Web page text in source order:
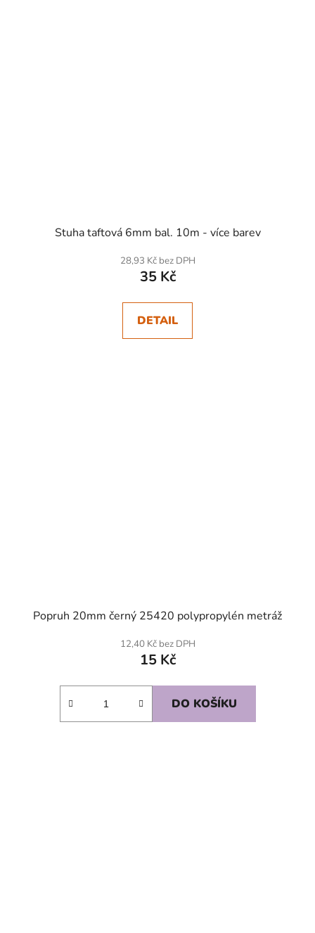
Stuha taftová 6mm bal. 10m - více barev
28,93 Kč bez DPH
35 Kč
DETAIL
Popruh 20mm černý 25420 polypropylén metráž
12,40 Kč bez DPH
15 Kč
DO KOŠÍKU